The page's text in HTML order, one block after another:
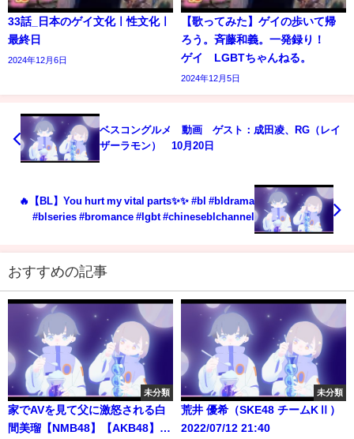
33話_日本のゲイ文化ㅣ性文化ㅣ
最終日
2024年12月6日
【歌ってみた】ゲイの歩いて帰
ろう。斉藤和義。一発録り！
ゲイ LGBTちゃんねる。
2024年12月5日
ベスコングルメ 動画 ゲスト：成田凌、RG（レイ
ザーラモン） 10月20日
🔥【BL】You hurt my vital parts✨✨ #bl #bldrama
#blseries #bromance #lgbt #chineseblchannel
おすすめの記事
未分類
家でAVを見て父に激怒される白
間美瑠【NMB48】【AKB48】
未分類
荒井 優希（SKE48 チームKⅡ）
2022/07/12 21:40